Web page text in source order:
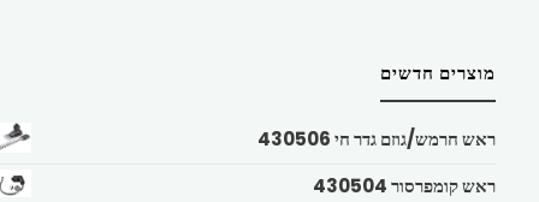
מוצרים חדשים
ראש חרמש/גוזם גדר חי 430506
ראש קומפרסור 430504